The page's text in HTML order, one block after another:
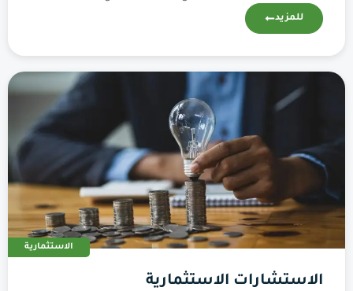
للمزيد
الاستثمارية
الاستشارات الاستثمارية